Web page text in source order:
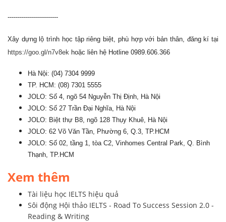
-------------------------
Xây dựng lộ trình học tập riêng biệt, phù hợp với bản thân, đăng kí tại
https://goo.gl/n7v8ek hoặc liên hệ Hotline 0989.606.366
Hà Nội: (04) 7304 9999
TP. HCM: (08) 7301 5555
JOLO: Số 4, ngõ 54 Nguyễn Thị Định, Hà Nội
JOLO: Số 27 Trần Đại Nghĩa, Hà Nội
JOLO: Biệt thự B8, ngõ 128 Thụy Khuê, Hà Nội
JOLO: 62 Võ Văn Tần, Phường 6, Q.3, TP.HCM
JOLO: Số 02, tầng 1, tòa C2, Vinhomes Central Park, Q. Bình
Thạnh, TP.HCM
Xem thêm
Tài liệu học IELTS hiệu quả
Sôi động Hội thảo IELTS - Road To Success Session 2.0 -
Reading & Writing